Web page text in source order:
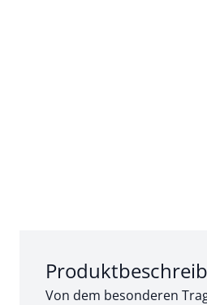
Abschnitt 1 von 3:
Von dem besonderen